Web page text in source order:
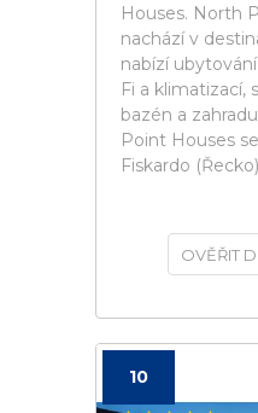
Houses. North
nachází v
nabízí
Fi a klimatizací,
bazén a
Point Houses
Fiskardo
OVĚŘIT
10